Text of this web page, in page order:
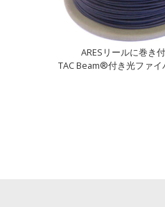
ARESリールに巻き
TAC Beam®付き光ファイ